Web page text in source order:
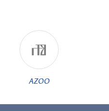
AZOO